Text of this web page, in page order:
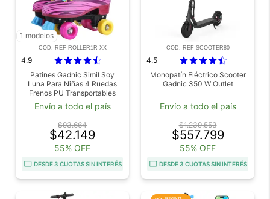
1 modelos
COD. REF-ROLLER1R-XX
4.9
Patines Gadnic Simil Soy
Luna Para Niñas 4 Ruedas
Frenos PU Transportables
Outlet
Envío a todo el país
$93.664
$42.149
55% OFF
DESDE 3 CUOTAS SIN INTERÉS
COD. REF-SCOOTER80
4.5
Monopatín Eléctrico Scooter
Gadnic 350 W Outlet
Envío a todo el país
$1.239.553
$557.799
55% OFF
DESDE 3 CUOTAS SIN INTERÉS